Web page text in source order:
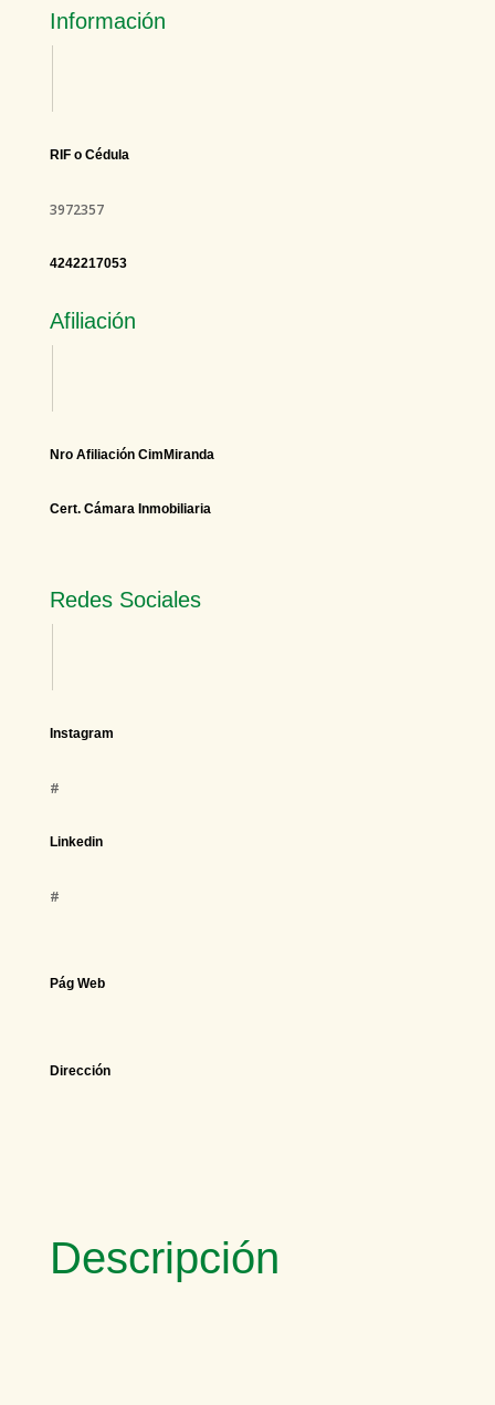
Información
RIF o Cédula
3972357
4242217053
Afiliación
Nro Afiliación CimMiranda
Cert. Cámara Inmobiliaria
Redes Sociales
Instagram
#
Linkedin
#
Pág Web
Dirección
Descripción